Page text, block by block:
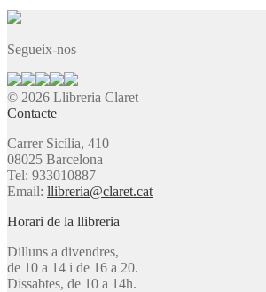
Segueix-nos
© 2026 Llibreria Claret
Contacte
Carrer Sicília, 410
08025 Barcelona
Tel: 933010887
Email: llibreria@claret.cat
Horari de la llibreria
Dilluns a divendres,
de 10 a 14 i de 16 a 20.
Dissabtes, de 10 a 14h.